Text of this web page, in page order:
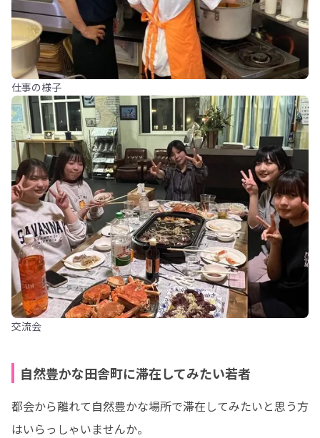
仕事の様子
交流会
自然豊かな田舎町に滞在してみたい若者
都会から離れて自然豊かな場所で滞在してみたいと思う方
はいらっしゃいませんか。